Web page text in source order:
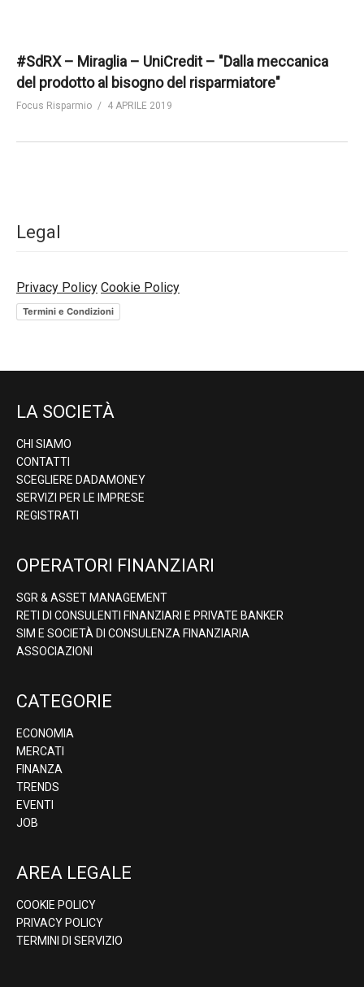
#SdRX – Miraglia – UniCredit – "Dalla meccanica
del prodotto al bisogno del risparmiatore"
Focus Risparmio 4 APRILE 2019
Legal
Privacy Policy Cookie Policy
Termini e Condizioni
LA SOCIETÀ
CHI SIAMO
CONTATTI
SCEGLIERE DADAMONEY
SERVIZI PER LE IMPRESE
REGISTRATI
OPERATORI FINANZIARI
SGR & ASSET MANAGEMENT
RETI DI CONSULENTI FINANZIARI E PRIVATE BANKER
SIM E SOCIETÀ DI CONSULENZA FINANZIARIA
ASSOCIAZIONI
CATEGORIE
ECONOMIA
MERCATI
FINANZA
TRENDS
EVENTI
JOB
AREA LEGALE
COOKIE POLICY
PRIVACY POLICY
TERMINI DI SERVIZIO